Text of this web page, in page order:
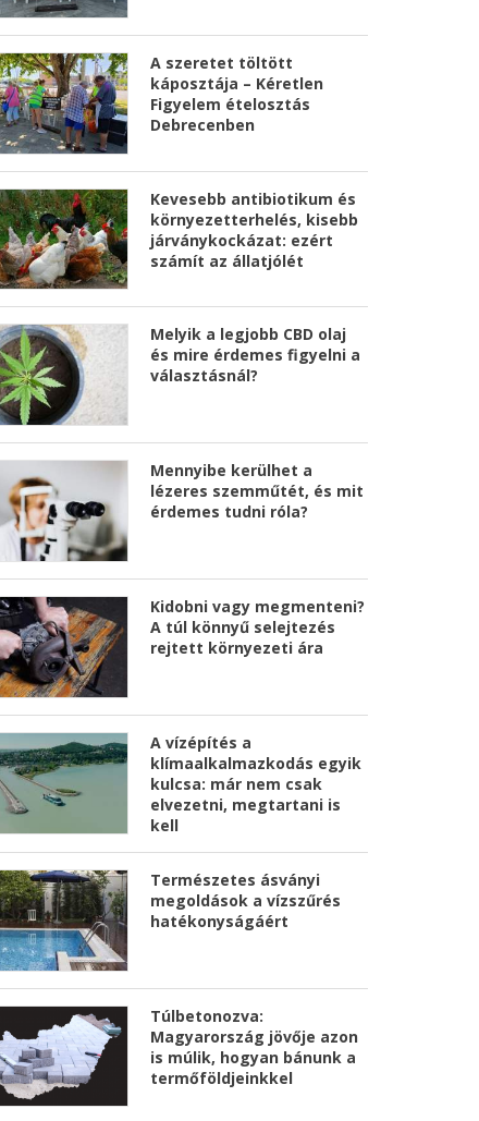
A szeretet töltött
káposztája – Kéretlen
Figyelem ételosztás
Debrecenben
Kevesebb antibiotikum és
környezetterhelés, kisebb
járványkockázat: ezért
számít az állatjólét
Melyik a legjobb CBD olaj
és mire érdemes figyelni a
választásnál?
Mennyibe kerülhet a
lézeres szemműtét, és mit
érdemes tudni róla?
Kidobni vagy megmenteni?
A túl könnyű selejtezés
rejtett környezeti ára
A vízépítés a
klímaalkalmazkodás egyik
kulcsa: már nem csak
elvezetni, megtartani is
kell
Természetes ásványi
megoldások a vízszűrés
hatékonyságáért
Túlbetonozva:
Magyarország jövője azon
is múlik, hogyan bánunk a
termőföldjeinkkel